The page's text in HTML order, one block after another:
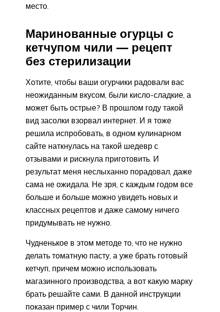
место.
Маринованные огурцы с
кетчупом чили — рецепт
без стерилизации
Хотите, чтобы ваши огурчики радовали вас
неожиданным вкусом, были кисло-сладкие, а
может быть острые? В прошлом году такой
вид засолки взорвал интернет. И я тоже
решила испробовать, в одном кулинарном
сайте наткнулась на такой шедевр с
отзывами и рискнула приготовить. И
результат меня неслыханно порадовал, даже
сама не ожидала. Не зря, с каждым годом все
больше и больше можно увидеть новых и
классных рецептов и даже самому ничего
придумывать не нужно.
Чудненькое в этом методе то, что не нужно
делать томатную пасту, а уже брать готовый
кетчуп, причем можно использовать
магазинного производства, а вот какую марку
брать решайте сами. В данной инструкции
показан пример с чили Торчин.